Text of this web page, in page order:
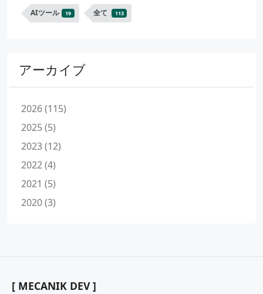
AIツール 19 全て 113
アーカイブ
2026 (115)
2025 (5)
2023 (12)
2022 (4)
2021 (5)
2020 (3)
[ MECANIK DEV ]